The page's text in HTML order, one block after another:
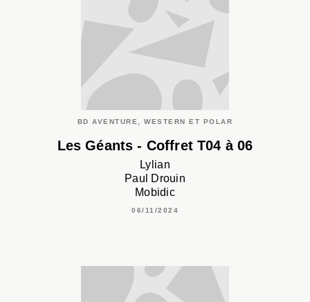
BD AVENTURE, WESTERN ET POLAR
Les Géants - Coffret T04 à 06
Lylian
Paul Drouin
Mobidic
06/11/2024